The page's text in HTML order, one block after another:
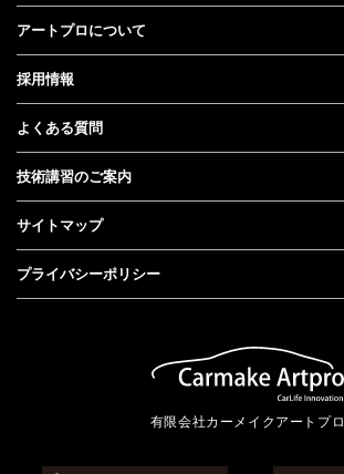
アートプロについて
採用情報
よくある質問
技術講習のご案内
サイトマップ
プライバシーポリシー
有限会社カーメイクアートプロ